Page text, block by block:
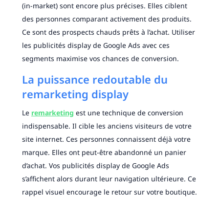
(in-market) sont encore plus précises. Elles ciblent
des personnes comparant activement des produits.
Ce sont des prospects chauds prêts à l’achat. Utiliser
les publicités display de Google Ads avec ces
segments maximise vos chances de conversion.
La puissance redoutable du
remarketing display
Le remarketing est une technique de conversion
indispensable. Il cible les anciens visiteurs de votre
site internet. Ces personnes connaissent déjà votre
marque. Elles ont peut-être abandonné un panier
d’achat. Vos publicités display de Google Ads
s’affichent alors durant leur navigation ultérieure. Ce
rappel visuel encourage le retour sur votre boutique.